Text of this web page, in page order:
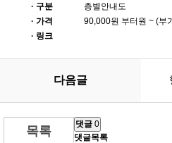
· 구분
층별안내도
· 가격
90,000원 부터원 ~ (부
· 링크
다음글
목록 댓글 0
댓글목록